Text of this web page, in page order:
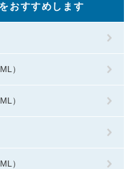
おすすめします
）
）
）